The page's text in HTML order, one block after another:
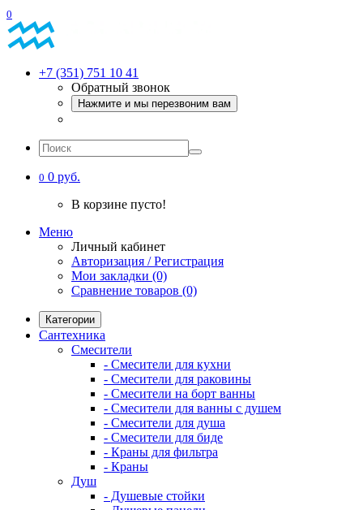
0
+7 (351) 751 10 41
Обратный звонок
Нажмите и мы перезвоним вам
0 0 руб.
В корзине пусто!
Меню
Личный кабинет
Авторизация / Регистрация
Мои закладки (0)
Сравнение товаров (0)
Категории
Сантехника
Смесители
- Смесители для кухни
- Смесители для раковины
- Смесители на борт ванны
- Смесители для ванны с душем
- Смесители для душа
- Смесители для биде
- Краны для фильтра
- Краны
Душ
- Душевые стойки